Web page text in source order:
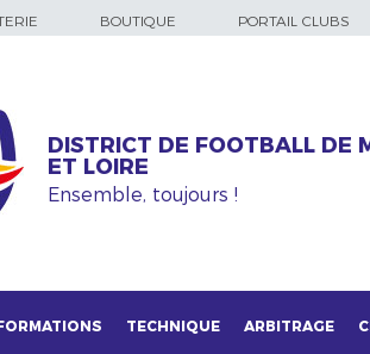
BOUTIQUE PORTAIL CLUBS
DISTRICT DE FOOTBALL DE
ET LOIRE
Ensemble, toujours !
TECHNIQUE ARBITRAGE